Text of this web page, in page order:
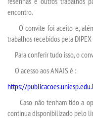
UNIESP NEWS
LOGIN
WEBMAIL
PORTAL DE ALUNOS
encontro.
O convite foi aceito e,
trabalhos recebidos pela
Para conferir tudo isso, o
O acesso aos ANAIS é :
https://
Caso não tenham tido a
continua disponibilizado pelo